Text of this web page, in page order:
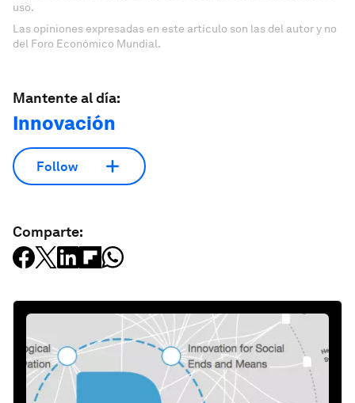
uso.
Las opiniones expresadas en este artículo son las del autor y no
del Foro Económico Mundial.
Mantente al día:
Innovación
Follow
Comparte: